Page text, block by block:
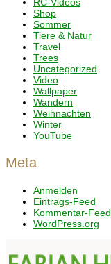
Shop
Sommer
Tiere & Natur
Travel
Trees
Uncategorized
Video
Wallpaper
Wandern
Weihnachten
Winter
YouTube
Meta
Anmelden
Eintrags-Feed
Kommentar-Feed
WordPress.org